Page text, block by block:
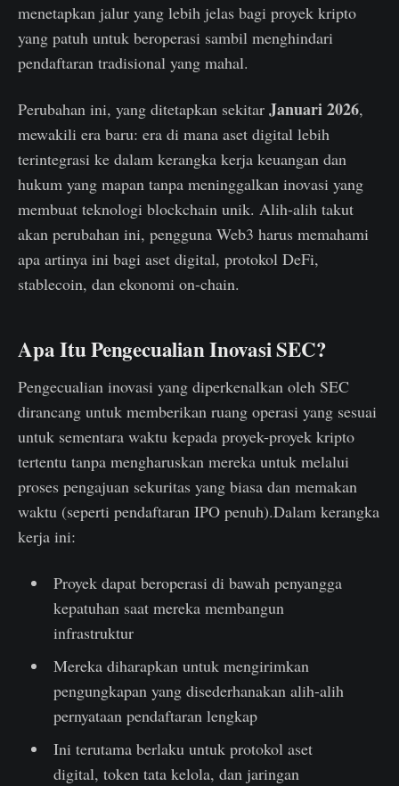
menetapkan jalur yang lebih jelas bagi proyek kripto
yang patuh untuk beroperasi sambil menghindari
pendaftaran tradisional yang mahal.
Perubahan ini, yang ditetapkan sekitar Januari 2026,
mewakili era baru: era di mana aset digital lebih
terintegrasi ke dalam kerangka kerja keuangan dan
hukum yang mapan tanpa meninggalkan inovasi yang
membuat teknologi blockchain unik. Alih-alih takut
akan perubahan ini, pengguna Web3 harus memahami
apa artinya ini bagi aset digital, protokol DeFi,
stablecoin, dan ekonomi on-chain.
Apa Itu Pengecualian Inovasi SEC?
Pengecualian inovasi yang diperkenalkan oleh SEC
dirancang untuk memberikan ruang operasi yang sesuai
untuk sementara waktu kepada proyek-proyek kripto
tertentu tanpa mengharuskan mereka untuk melalui
proses pengajuan sekuritas yang biasa dan memakan
waktu (seperti pendaftaran IPO penuh).Dalam kerangka
kerja ini:
Proyek dapat beroperasi di bawah penyangga
kepatuhan saat mereka membangun
infrastruktur
Mereka diharapkan untuk mengirimkan
pengungkapan yang disederhanakan alih-alih
pernyataan pendaftaran lengkap
Ini terutama berlaku untuk protokol aset
digital, token tata kelola, dan jaringan